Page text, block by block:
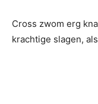
Cross zwom erg
krachtige slagen,